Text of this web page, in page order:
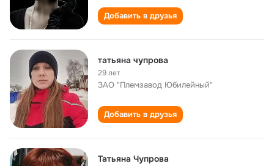
Добавить в друзья
татьяна чупрова
29 лет
ЗАО "Племзавод Юбилейный"
Добавить в друзья
Татьяна Чупрова